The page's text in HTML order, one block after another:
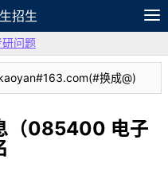
招生
笔记
问题
换成@)
（085400 电子